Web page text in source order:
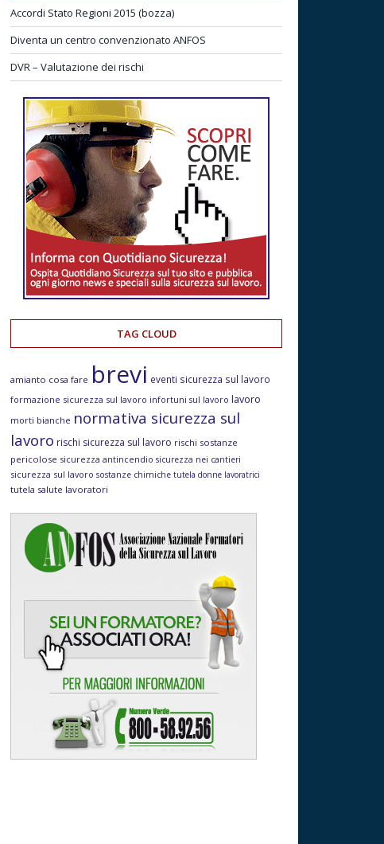
Accordi Stato Regioni 2015 (bozza)
Diventa un centro convenzionato ANFOS
DVR – Valutazione dei rischi
TAG CLOUD
amianto cosa fare brevi eventi sicurezza sul lavoro
formazione sicurezza sul lavoro infortuni sul lavoro lavoro
morti bianche normativa sicurezza sul
lavoro rischi sicurezza sul lavoro rischi sostanze
pericolose sicurezza antincendio sicurezza nei cantieri
sicurezza sul lavoro sostanze chimiche tutela donne lavoratrici
tutela salute lavoratori